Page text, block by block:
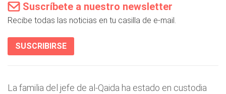
Suscríbete a nuestro newsletter
Recibe todas las noticias en tu casilla de e-mail.
SUSCRIBIRSE
La familia del jefe de al-Qaida ha estado en custodia